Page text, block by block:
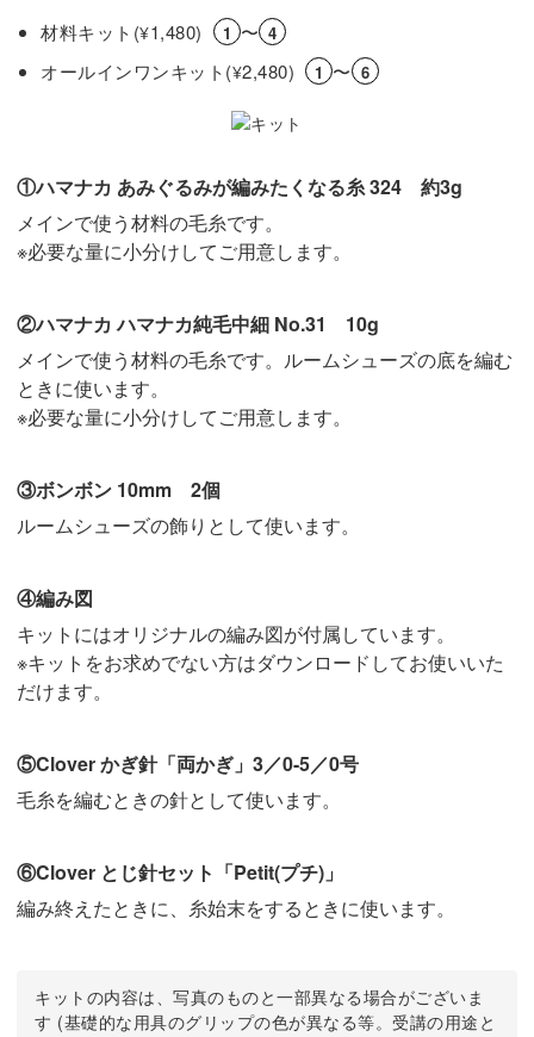
かぎ針編みの基礎を学びながら、かわいいドール用ルーム
シューズを作ってみませんか？
材料キット(¥1,480) 1 〜 4
オールインワンキット(¥2,480) 1 〜 6
①ハマナカ あみぐるみが編みたくなる糸 324 約3g
メインで使う材料の毛糸です。
※必要な量に小分けしてご用意します。
②ハマナカ ハマナカ純毛中細 No.31 10g
メインで使う材料の毛糸です。ルームシューズの底を編む
ときに使います。
※必要な量に小分けしてご用意します。
③ボンボン 10mm 2個
ルームシューズの飾りとして使います。
④編み図
キットにはオリジナルの編み図が付属しています。
※キットをお求めでない方はダウンロードしてお使いいた
だけます。
⑤Clover かぎ針「両かぎ」3／0-5／0号
毛糸を編むときの針として使います。
⑥Clover とじ針セット「Petit(プチ)」
編み終えたときに、糸始末をするときに使います。
キットの内容は、写真のものと一部異なる場合がございま
す (基礎的な用具のグリップの色が異なる等。受講の用途と